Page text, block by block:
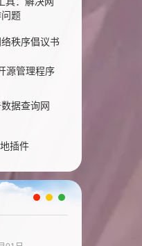
题
秩序倡议书
源管理程序
据查询网
插件